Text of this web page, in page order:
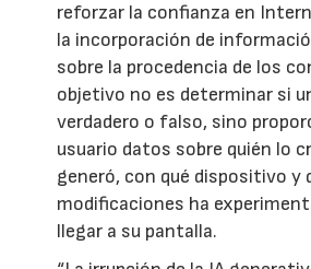
reforzar la confianza en
la incorporación de
sobre la procedencia de los
objetivo no es determinar si
verdadero o falso, sino
usuario datos sobre quién lo
generó, con qué dispositivo y
modificaciones ha
llegar a su pantalla.